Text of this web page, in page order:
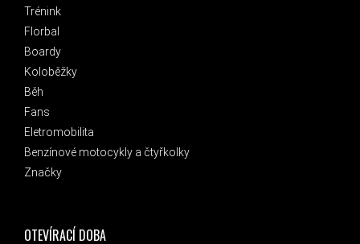
Trénink
Florbal
Boardy
Koloběžky
Běh
Fans
Eletromobilita
Benzínové motocykly a čtyřkolky
Značky
OTEVÍRACÍ DOBA